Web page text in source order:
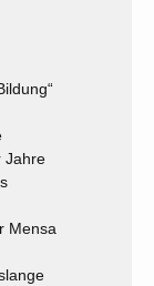
Jahre
Mensa